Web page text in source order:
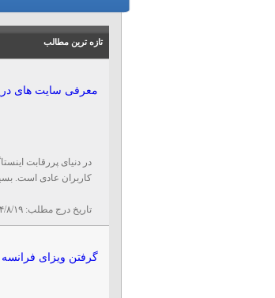
تازه ترین مطالب
معرفی سایت‌ های
در دنیای پررقابت
کاربران عادی است.
تاریخ درج مطلب:۱۴۰۴/
گرفتن ویزای